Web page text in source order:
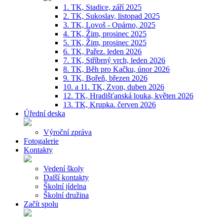
1. TK, Stadice, září 2025
2. TK, Sukoslav, listopad 2025
3. TK, Lovoš - Opárno, 2025
4. TK, Žim, prosinec 2025
5. TK, Žim, prosinec 2025
6. TK, Pařez. leden 2026
7. TK, Stříbrný vrch, leden 2026
8. TK, Běh pro Kačku, únor 2026
9. TK, Bořeň, březen 2026
10. a 11. TK, Zvon, duben 2026
12. TK, Hradišťanská louka, květen 2026
13. TK, Krupka. červen 2026
Úřední deska
Výroční zpráva
Fotogalerie
Kontakty
Vedení školy
Další kontakty
Školní jídelna
Školní družina
Začít spolu